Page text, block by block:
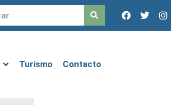
Turismo Contacto